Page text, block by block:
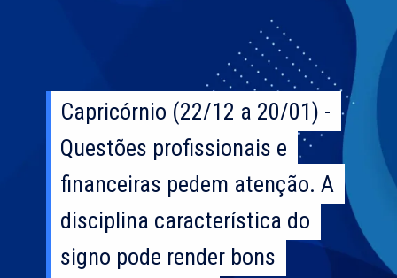
Capricórnio (22/12 a 20/01) -
Questões profissionais e
financeiras pedem atenção. A
disciplina característica do
signo pode render bons
Capricórnio (22/12 a 20/01) -
Questões profissionais e
financeiras pedem atenção. A
disciplina característica do
signo pode render bons